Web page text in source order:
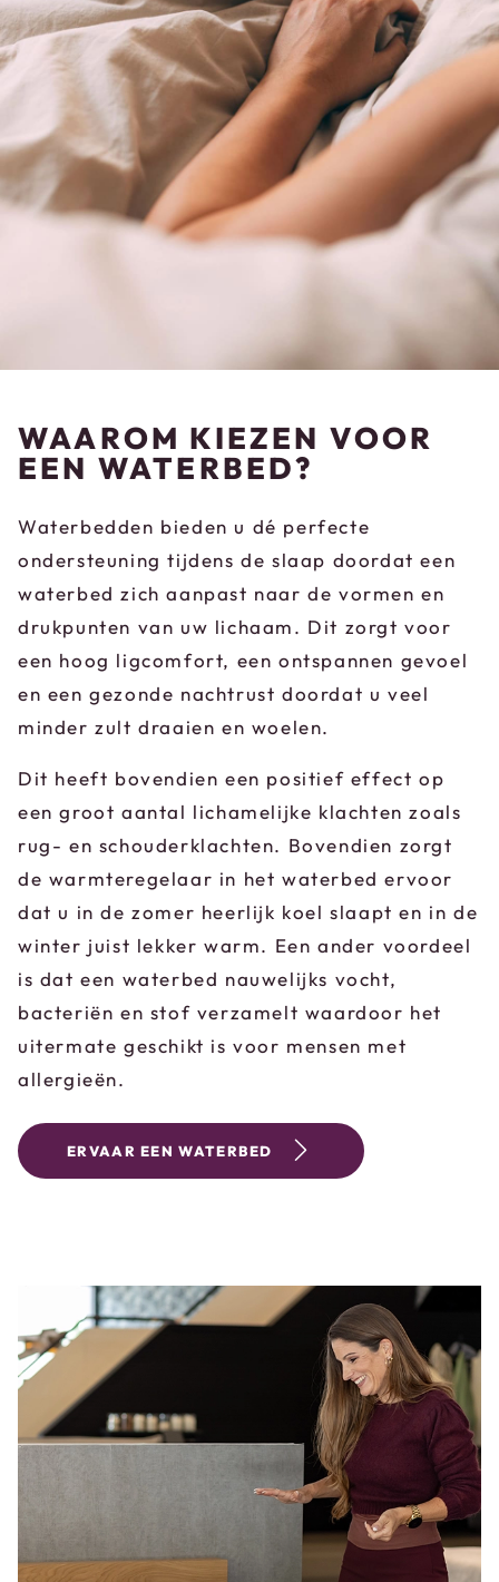
WAAROM KIEZEN VOOR
EEN WATERBED?
Waterbedden bieden u dé perfecte
ondersteuning tijdens de slaap doordat een
waterbed zich aanpast naar de vormen en
drukpunten van uw lichaam. Dit zorgt voor
een hoog ligcomfort, een ontspannen gevoel
en een gezonde nachtrust doordat u veel
minder zult draaien en woelen.
Dit heeft bovendien een positief effect op
een groot aantal lichamelijke klachten zoals
rug- en schouderklachten. Bovendien zorgt
de warmteregelaar in het waterbed ervoor
dat u in de zomer heerlijk koel slaapt en in de
winter juist lekker warm. Een ander voordeel
is dat een waterbed nauwelijks vocht,
bacteriën en stof verzamelt waardoor het
uitermate geschikt is voor mensen met
allergieën.
ERVAAR EEN WATERBED